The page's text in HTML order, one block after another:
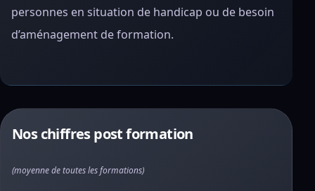
personnes en situation de handicap ou de besoin
d’aménagement de formation.
Nos chiffres post formation
(moyenne de toutes les formations)